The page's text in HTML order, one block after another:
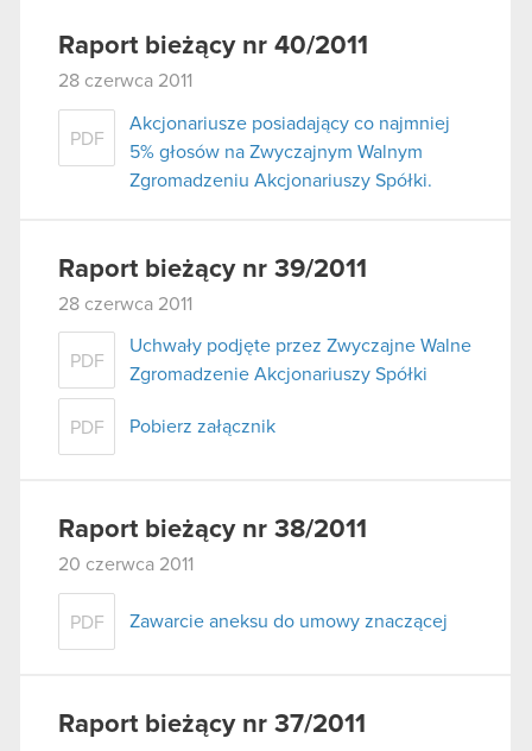
Raport bieżący nr 40/2011
28 czerwca 2011
PDF
Akcjonariusze posiadający co najmniej
5% głosów na Zwyczajnym Walnym
Zgromadzeniu Akcjonariuszy Spółki.
Raport bieżący nr 39/2011
28 czerwca 2011
PDF
Uchwały podjęte przez Zwyczajne Walne
Zgromadzenie Akcjonariuszy Spółki
PDF Pobierz załącznik
Raport bieżący nr 38/2011
20 czerwca 2011
PDF Zawarcie aneksu do umowy znaczącej
Raport bieżący nr 37/2011